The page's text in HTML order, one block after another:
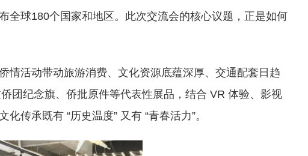
全球180个国家和地区。此次交流会的核心议题，正是如何
情活动带动旅游消费、文化资源底蕴深厚、交通配套日趋
团纪念旗、侨批原件等代表性展品，结合 VR 体验、影视
传承既有 “历史温度” 又有 “青春活力”。